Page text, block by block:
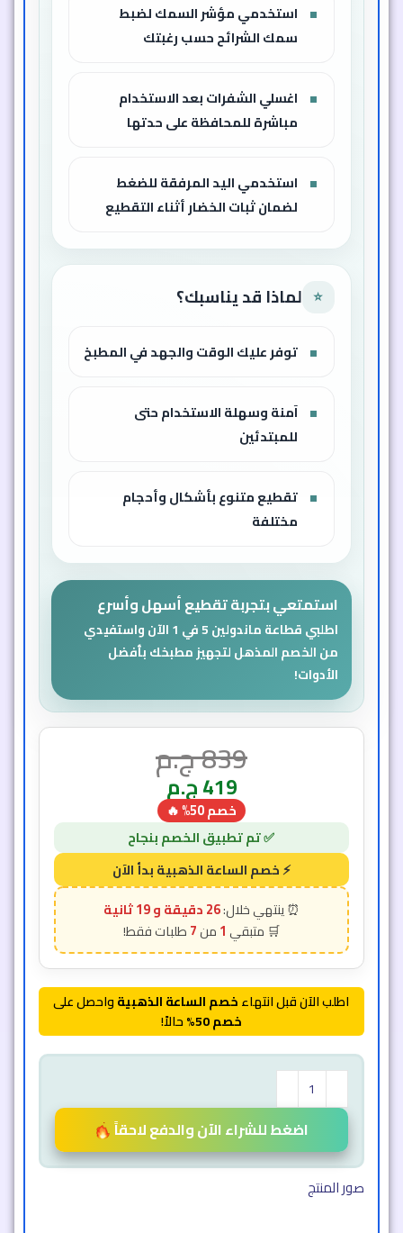
استخدمي مؤشر السمك لضبط
سمك الشرائح حسب رغبتك
اغسلي الشفرات بعد الاستخدام
مباشرة للمحافظة على حدتها
استخدمي اليد المرفقة للضغط
لضمان ثبات الخضار أثناء التقطيع
⭐ لماذا قد يناسبك؟
توفر عليك الوقت والجهد في المطبخ
آمنة وسهلة الاستخدام حتى
للمبتدئين
تقطيع متنوع بأشكال وأحجام
مختلفة
استمتعي بتجربة تقطيع أسهل وأسرع
اطلبي قطاعة ماندولين 5 في 1 الآن واستفيدي
من الخصم المذهل لتجهيز مطبخك بأفضل
الأدوات!
839ج.م
419ج.م
خصم 50% 🔥
26 دقيقة و 17 ثانية
1
7
اطلب الآن قبل انتهاءخصم الساعة الذهبيةواحصل على
خصم 50%
حالاً!
اضغط للشراء الآن والدفع لاحقاً
صور المنتج​